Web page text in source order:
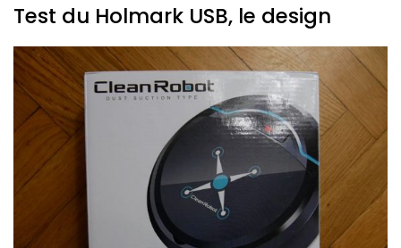
Test du Holmark USB, le design